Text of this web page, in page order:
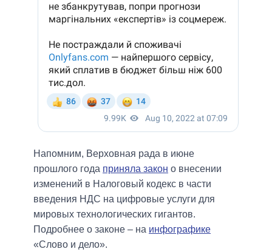
Напомним, Верховная рада в июне
прошлого года приняла закон о внесении
изменений в Налоговый кодекс в части
введения НДС на цифровые услуги для
мировых технологических гигантов.
Подробнее о законе – на инфографике
«Слово и дело».